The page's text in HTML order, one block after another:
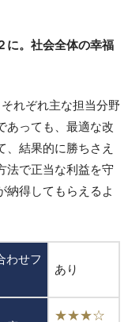
に。社会全体の幸福
れぞれ主な担当分野
あっても、最適な改
結果的に勝ちさえ
法で正当な利益を守
納得してもらえるよ
わせフ
あり
★★★☆